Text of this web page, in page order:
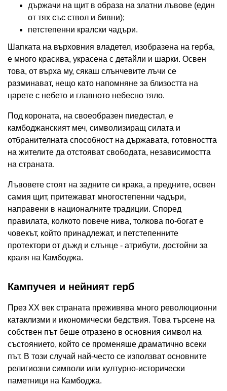
държачи на щит в образа на златни лъвове (един
от тях със ствол и бивни);
петстепенни кралски чадъри.
Шапката на върховния владетел, изобразена на герба,
е много красива, украсена с детайли и шарки. Освен
това, от върха му, сякаш слънчевите лъчи се
разминават, нещо като напомняне за близостта на
царете с небето и главното небесно тяло.
Под короната, на своеобразен пиедестал, е
камбоджанският меч, символизиращ силата и
отбранителната способност на държавата, готовността
на жителите да отстояват свободата, независимостта
на страната.
Лъвовете стоят на задните си крака, а предните, освен
самия щит, притежават многостепенни чадъри,
направени в националните традиции. Според
правилата, колкото повече нива, толкова по-богат е
човекът, който принадлежат, и петстепенните
протектори от дъжд и слънце - атрибути, достойни за
краля на Камбоджа.
Кампучея и нейният герб
През ХХ век страната преживява много революционни
катаклизми и икономически бедствия. Това търсене на
собствен път беше отразено в основния символ на
състоянието, който се променяше драматично всеки
път. В този случай най-често се използват основните
религиозни символи или културно-исторически
паметници на Камбоджа.